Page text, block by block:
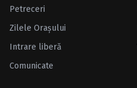
Petreceri
Zilele Oraşului
Intrare liberă
Comunicate